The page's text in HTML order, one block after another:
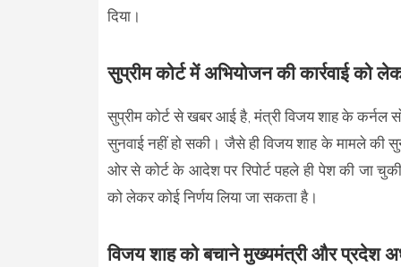
दिया।
सुप्रीम कोर्ट में अभियोजन की कार्रवाई को
सुप्रीम कोर्ट से खबर आई है, मंत्री विजय शाह के कर्नल
सुनवाई नहीं हो सकी। जैसे ही विजय शाह के मामले की
ओर से कोर्ट के आदेश पर रिपोर्ट पहले ही पेश की जा
को लेकर कोई निर्णय लिया जा सकता है।
विजय शाह को बचाने मुख्यमंत्री और प्रदेश